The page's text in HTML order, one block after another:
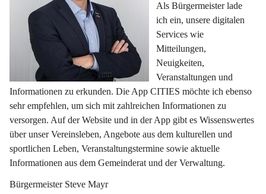
Als Bürgermeister lade
ich ein, unsere digitalen
Services wie
Mitteilungen,
Neuigkeiten,
Veranstaltungen und
Informationen zu erkunden. Die App CITIES möchte ich ebenso
sehr empfehlen, um sich mit zahlreichen Informationen zu
versorgen. Auf der Website und in der App gibt es Wissenswertes
über unser Vereinsleben, Angebote aus dem kulturellen und
sportlichen Leben, Veranstaltungstermine sowie aktuelle
Informationen aus dem Gemeinderat und der Verwaltung.
Bürgermeister Steve Mayr